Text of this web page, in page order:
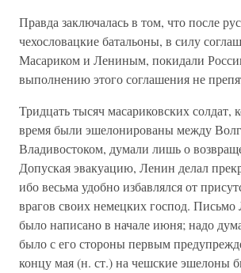
Правда заключалась в том, что после
чехословацкие батальоны, в силу
Масариком и Лениным, покидали
выполнению этого соглашения не
Тридцать тысяч масариковских солдат,
время были эшелонированы между
Владивостоком, думали лишь о
Допуская эвакуацию, Ленин делал
ибо весьма удобно избавлялся от
врагов своих немецких господ.
было написано в начале июня; надо
было с его стороны первым
концу мая (н. ст.) на чешские эшелоны